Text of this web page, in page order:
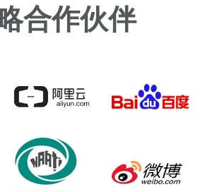
合作伙伴